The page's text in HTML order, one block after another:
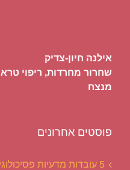
אילנה חיון-צדיק
שחרור מחרדות, ריפוי
מנצח
פוסטים אחרונים
5 עובדות מדעיות